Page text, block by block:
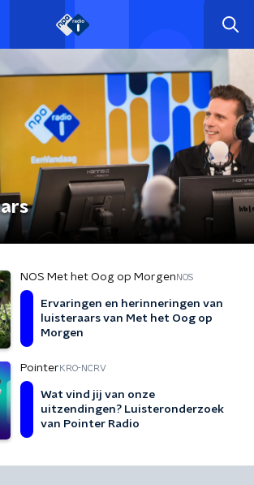
NOS Met het Oog op Morgen NOS
Ervaringen en herinneringen van
luisteraars van Met het Oog op
Morgen
Pointer KRO-NCRV
Wat vind jij van onze
uitzendingen? Luisteronderzoek
van Pointer Radio